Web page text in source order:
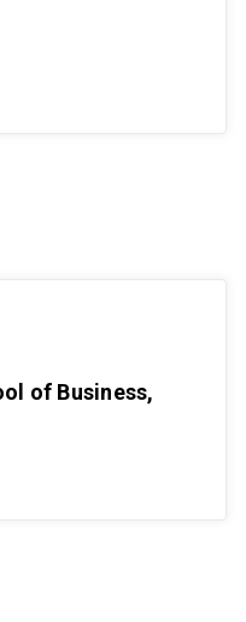
of Business,